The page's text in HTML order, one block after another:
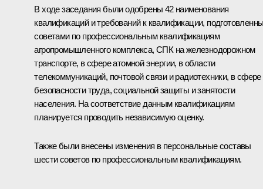
В ходе заседания были одобрены 42 наименования
квалификаций и требований к квалификации,
советами по профессиональным квалификациям
агропромышленного комплекса, СПК на железнодорожном
транспорте, в сфере атомной энергии, в области
телекоммуникаций, почтовой связи и радиотехники, в сфере
безопасности труда, социальной защиты и занятости
населения. На соответствие данным квалификациям
планируется проводить независимую оценку.
Также были внесены изменения в персональные составы
шести советов по профессиональным квалификациям.